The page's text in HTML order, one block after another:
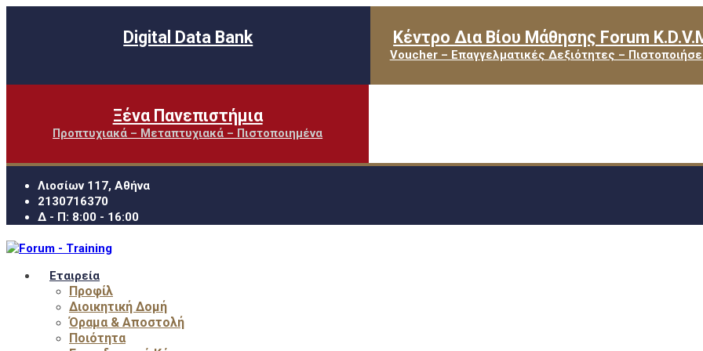
Digital Data Bank Κέντρο Δια Βίου Μάθησης Forum
Voucher – Επαγγελματικές Δεξιότητες –
Ξένα Πανεπιστήμια
Προπτυχιακά – Μεταπτυχιακά – Πιστοποιημένα
Λιοσίων 117, Αθήνα
2130716370
Δ - Π: 8:00 - 16:00
Εταιρεία
Προφίλ
Διοικητική Δομή
Όραμα & Αποστολή
Ποιότητα